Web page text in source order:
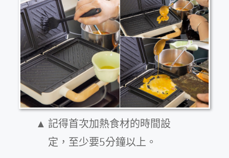
記得首次加熱食材的時間設
定，至少要5分鐘以上。